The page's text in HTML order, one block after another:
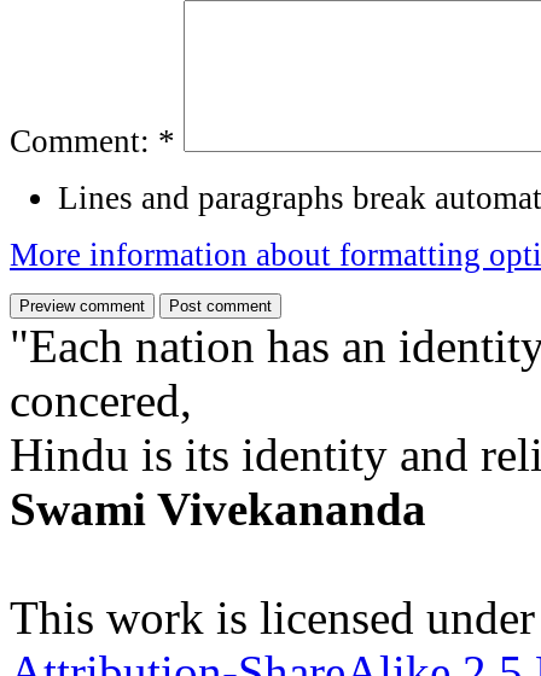
Comment: *
Lines and paragraphs break
More information about formatting
"Each nation has an
concered,
Hindu is its identity and
Swami Vivekananda
This work is licensed